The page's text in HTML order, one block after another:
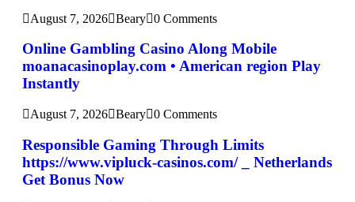
August 7, 2026 Beary 0 Comments
Online Gambling Casino Along Mobile
moanacasinoplay.com • American region Play
Instantly
August 7, 2026 Beary 0 Comments
Responsible Gaming Through Limits
https://www.vipluck-casinos.com/ _ Netherlands
Get Bonus Now